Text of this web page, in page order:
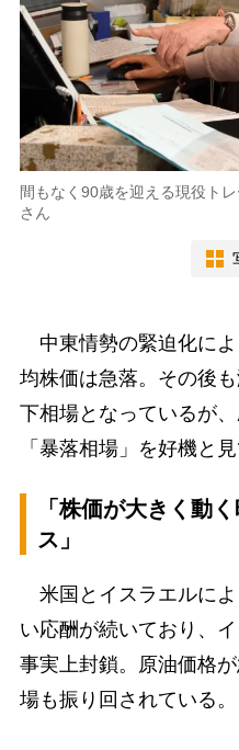
間もなく90歳を迎える現役ト
さん
中東情勢の緊迫化に
均株価は急落。その後
下相場となっているが
「暴落相場」を好機と見
「株価が大きく動
ス」
米国とイスラエルによ
い応酬が続いており、
事実上封鎖。原油価格
場も振り回されている。